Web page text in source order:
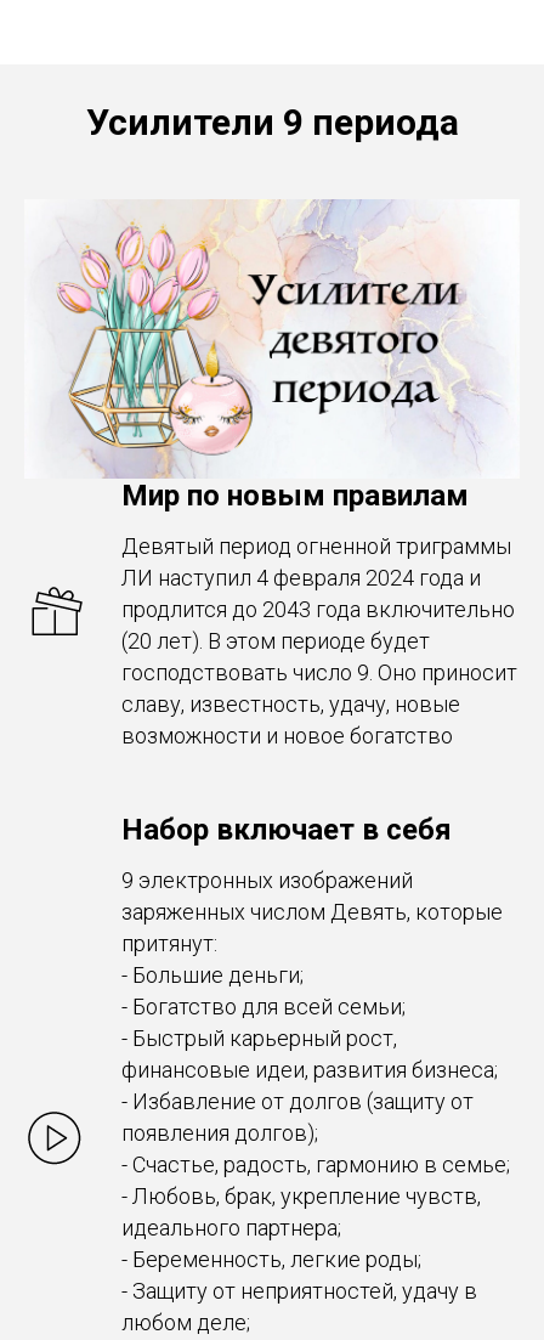
Усилители 9 периода
Мир по новым правилам
Девятый период огненной триграммы
ЛИ наступил 4 февраля 2024 года и
продлится до 2043 года включительно
(20 лет). В этом периоде будет
господствовать число 9. Оно приносит
славу, известность, удачу, новые
возможности и новое богатство
Набор включает в себя
9 электронных изображений
заряженных числом Девять, которые
притянут:
- Большие деньги;
- Богатство для всей семьи;
- Быстрый карьерный рост,
финансовые идеи, развития бизнеса;
- Избавление от долгов (защиту от
появления долгов);
- Счастье, радость, гармонию в семье;
- Любовь, брак, укрепление чувств,
идеального партнера;
- Беременность, легкие роды;
- Защиту от неприятностей, удачу в
любом деле;